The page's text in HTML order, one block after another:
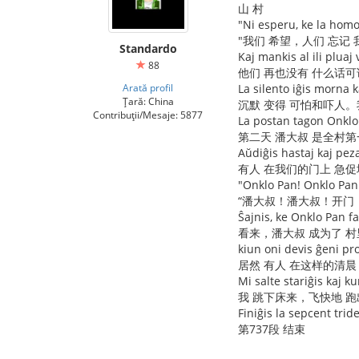
Standardo
88
Arată profil
Țară: China
Contribuții/Mesaje: 5877
山 村
"Ni esperu, ke la
"我们 希望，人们 忘记
Kaj mankis al ili pluaj
他们 再也没有 什么话
La silento iĝis morna
沉默 变得 可怕和吓人
La postan tagon
第二天 潘大叔 是全村
Aŭdiĝis hastaj kaj
有人 在我们的门上 急
"Onklo Pan! Onklo
“潘大叔！潘大叔！开门
Ŝajnis, ke Onklo Pan
看来，潘大叔 成为了
kiun oni devis ĝeni
居然 有人 在这样的清
Mi salte stariĝis kaj
我 跳下床来，飞快地
Finiĝis la sepcent
第737段 结束